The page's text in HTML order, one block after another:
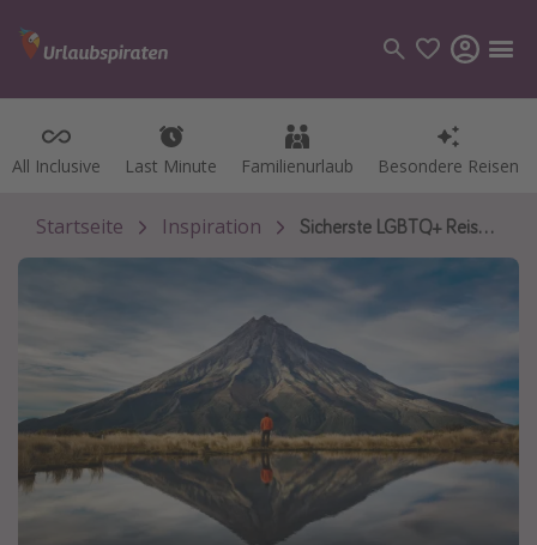
All Inclusive Last Minute Familienurlaub Besondere Reisen
All Inclusive Last Minute Familienurlaub Besondere Reisen
Kategorien
Flüge
Hotel
Reiseziele
Alle Reiseziele
Bodensee Urlaub
Gozo Urlaub
Startseite Inspiration Sicherste LGBTQ+ Reiseziele 2024